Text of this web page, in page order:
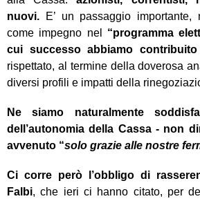
nuovi. E’ un passaggio
come impegno nel “programma
cui successo abbiamo
rispettato, al termine della doverosa
diversi profili e impatti della
Ne siamo naturalmente
dell’autonomia della Cassa - non
avvenuto “solo grazie alle nostre
Ci corre però l’obbligo di
Falbi, che ieri ci hanno citato, per